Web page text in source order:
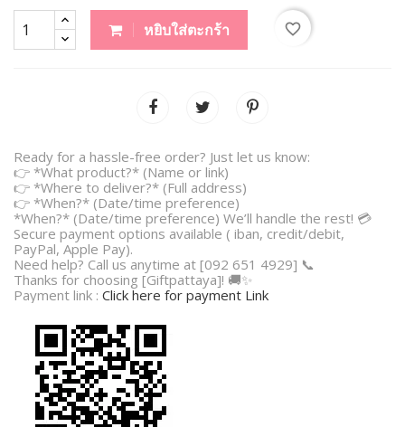
หยิบใส่ตะกร้า favorite_border
Ready for a hassle-free order? Just let us know:
👉 *What product?* (Name or link)
👉 *Where to deliver?* (Full address)
👉 *When?* (Date/time preference)
*When?* (Date/time preference) We’ll handle the rest! 💳
Secure payment options available ( iban, credit/debit,
PayPal, Apple Pay).
Need help? Call us anytime at [092 651 4929] 📞
Thanks for choosing [Giftpattaya]! 🚚✨
Payment link : Click here for payment Link